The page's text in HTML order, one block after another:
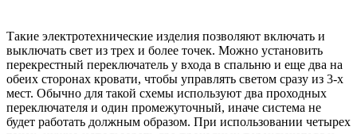
Такие электротехнические изделия позволяют включать и
выключать свет из трех и более точек. Можно установить
перекрестный переключатель у входа в спальню и еще два на
обеих сторонах кровати, чтобы управлять светом сразу из 3-х
мест. Обычно для такой схемы используют два проходных
переключателя и один промежуточный, иначе система не
будет работать должным образом. При использовании четырех